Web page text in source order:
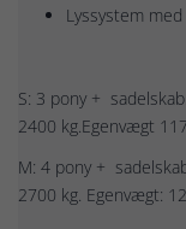
Lyssystem
S: 3 pony +
2400 kg.Egenvægt
M: 4 pony +
2700 kg. Egenvægt: